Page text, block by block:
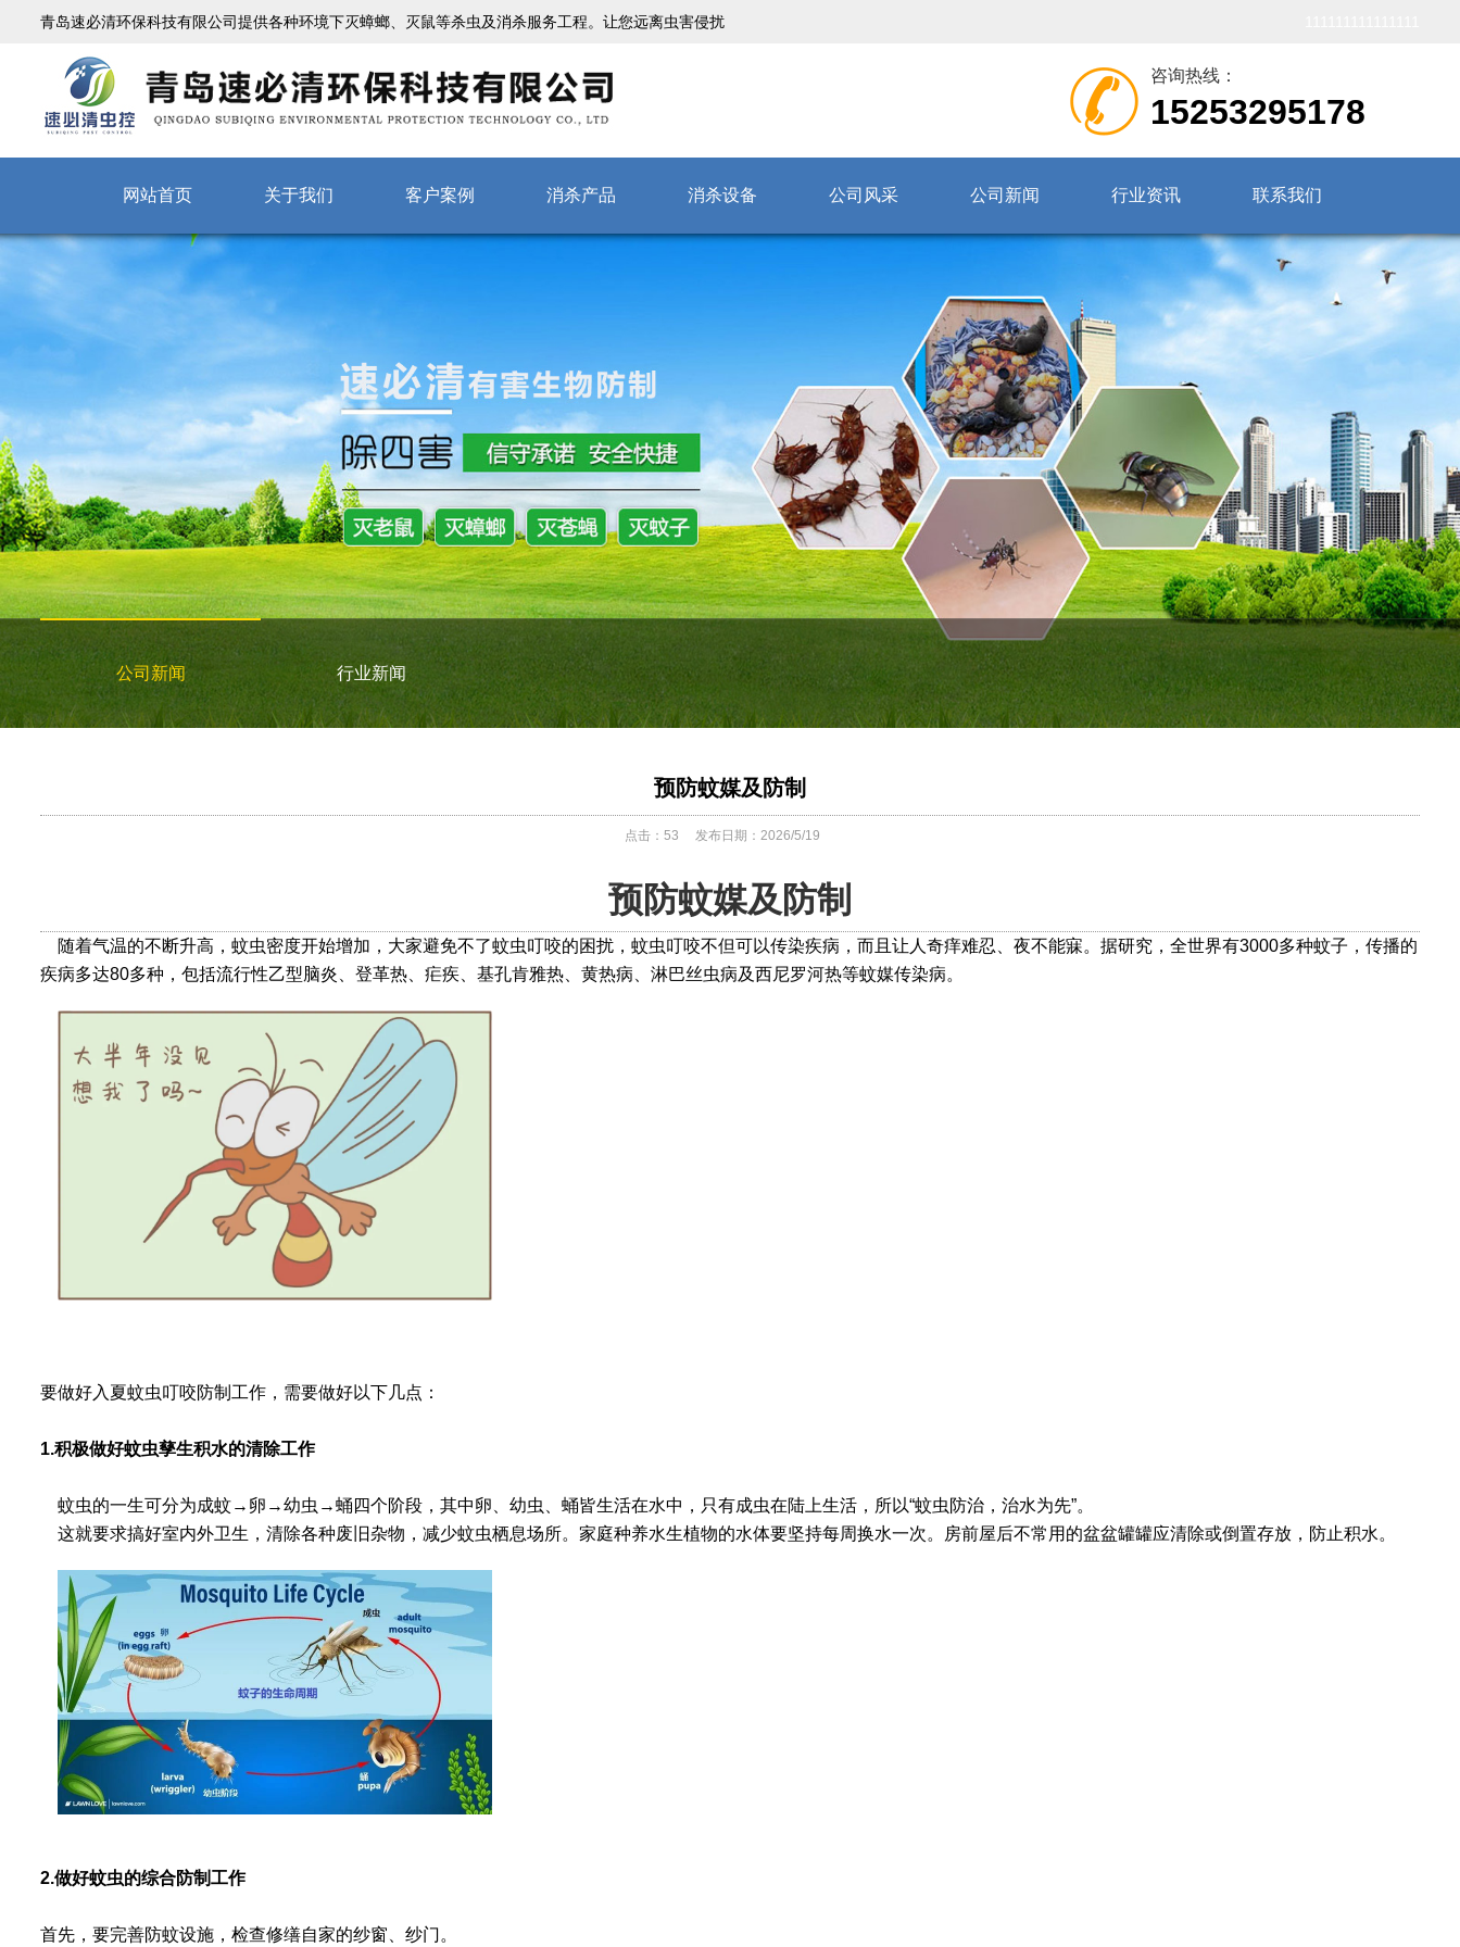
青岛速必清环保科技有限公司提供各种环境下灭蟑螂、灭鼠等杀虫及消杀服务工程。让您远离虫害侵扰
咨询热线：
15253295178
网站首页 关于我们 客户案例 消杀产品 消杀设备 公司风采 公司新闻 行业资讯 联系我们
公司新闻 行业新闻
预防蚊媒及防制
点击： 53 发布日期：2026/5/19
预防蚊媒及防制
随着气温的不断升高，蚊虫密度开始增加，大家避免不了蚊虫叮咬的困扰， 蚊虫叮咬不但可以传染疾病，而且让人奇痒难忍、夜不能寐。 据研究， 全世界有3000多种蚊子，传播的
疾病多达80多种 ，包括流行性乙型脑炎、登革热、疟疾、基孔肯雅热、黄热病、淋巴丝虫病及西尼罗河热等蚊媒传染病。
要做好入夏蚊虫叮咬防制工作，需要做好以下几点：
1.积极做好蚊虫孳生积水的清除工作
蚊虫的一生可分为成蚊→ 卵 →幼虫 →蛹 四个阶段，其中卵、幼虫、蛹皆生活在水中，只有成虫在陆上生活，所以“蚊虫防治，治水为先”。
这就要求搞好室内外卫生， 清除各种废旧杂物 ，减少蚊虫栖息场所。家庭种养水生植物的水体要坚持每周换水一次。房前屋后不常用的盆盆罐罐应清除或倒置存放， 防止积水。
2.做好蚊虫的综合防制工作
首先 ，要完善防蚊设施，检查修缮自家的纱窗、纱门。